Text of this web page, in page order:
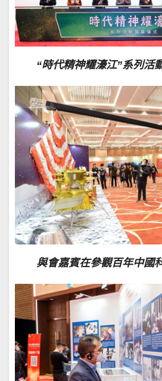
“時代精神耀濠江”系列活
與會嘉賓在參觀百年中國